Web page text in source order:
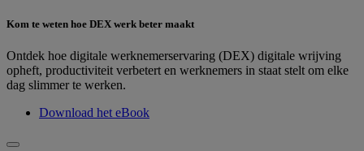
Kom te weten hoe DEX werk beter maakt
Ontdek hoe digitale werknemerservaring (DEX) digitale wrijving
opheft, productiviteit verbetert en werknemers in staat stelt om elke
dag slimmer te werken.
Download het eBook